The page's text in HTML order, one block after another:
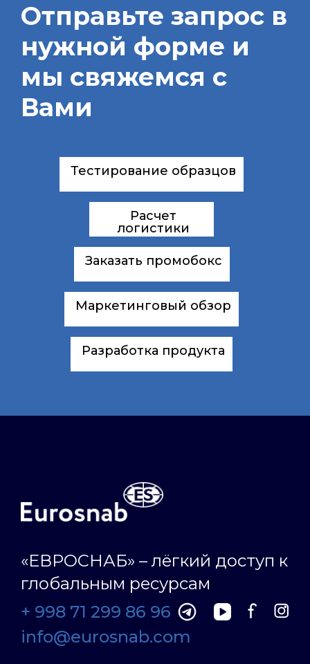
Отправьте запрос в
нужной форме и
мы свяжемся с
Вами
Тестирование образцов
Расчет
логистики
Заказать промобокс
Маркетинговый обзор
Разработка продукта
«ЕВРОСНАБ» – лёгкий доступ к
глобальным ресурсам
+ 998 71 299 86 96
info@eurosnab.com